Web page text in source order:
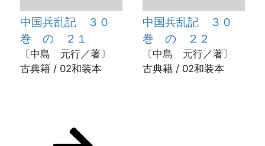
中国兵乱記 ３０
巻 の ２１
〔中島 元行／著〕
古典籍 / 02和装本
中国兵乱記 ３０
巻 の ２２
〔中島 元行／著〕
古典籍 / 02和装本